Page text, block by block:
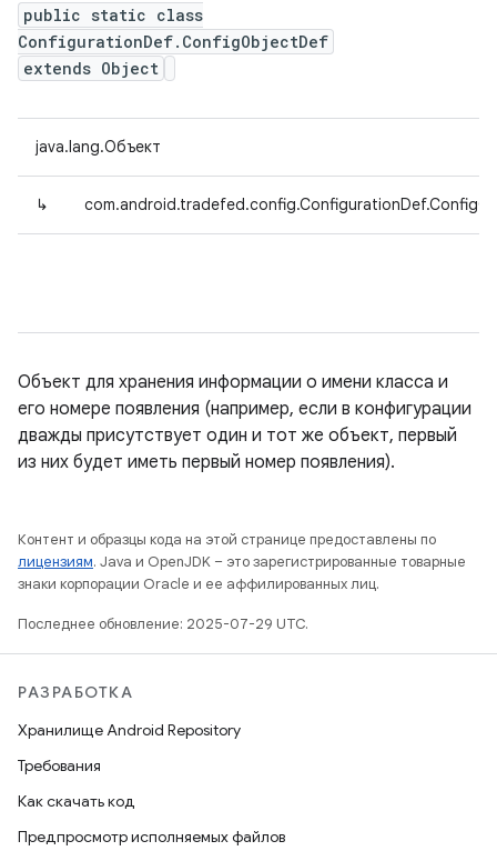
public static class
ConfigurationDef.ConfigObjectDef
extends Object
java.lang.Объект
↳
Объект для хранения информации о имени класса и
его номере появления (например, если в конфигурации
дважды присутствует один и тот же объект, первый
из них будет иметь первый номер появления).
Контент и образцы кода на этой странице предоставлены по
лицензиям. Java и OpenJDK – это зарегистрированные товарные
знаки корпорации Oracle и ее аффилированных лиц.
Последнее обновление: 2025-07-29 UTC.
РАЗРАБОТКА
Хранилище Android Repository
Требования
Как скачать код
Предпросмотр исполняемых файлов